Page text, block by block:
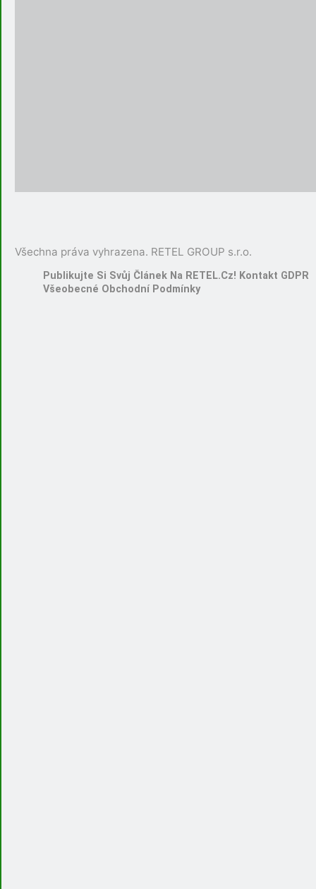
Všechna práva vyhrazena. RETEL GROUP s.r.o.
Publikujte Si Svůj Článek Na RETEL.cz! Kontakt GDPR
Všeobecné Obchodní Podmínky